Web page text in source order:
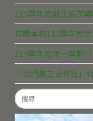
115學年度新生始業
有關本校115學年度
115學年度第一學期
「北門農工合作社
Search
for: